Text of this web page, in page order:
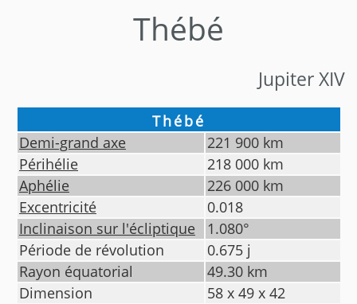
Thébé
Jupiter XIV
Thébé
Demi-grand axe
221 900 km
Périhélie
218 000 km
Aphélie
226 000 km
Excentricité
0.018
Inclinaison sur l'écliptique
1.080°
Période de révolution
0.675 j
Rayon équatorial
49.30 km
Dimension
58 x 49 x 42